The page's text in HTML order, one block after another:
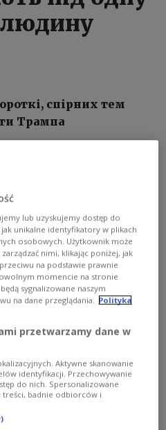
спірних тем
Трампа
2025 р. PAP/EPA/ROBIN VAN
збільшити
до п'яти відсотків
lub uzyskujemy dostęp do
unikalne identyfikatory w plikach
osobowych. Użytkownik może
nimi, klikając poniżej, jak
na podstawie prawnie
momencie na stronie
sygnalizowane naszym
na dane przeglądania.
Polityka
przetwarzamy dane w
Aktywne skanowanie
identyfikacji. Przechowywanie
do nich. Spersonalizowane
badnie odbiorców i